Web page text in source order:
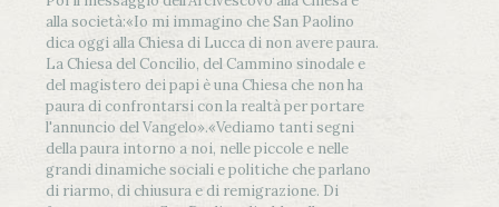
alla società:«Io mi immagino che San Paolino
dica oggi alla Chiesa di Lucca di non avere paura.
La Chiesa del Concilio, del Cammino sinodale e
del magistero dei papi è una Chiesa che non ha
paura di confrontarsi con la realtà per portare
l'annuncio del Vangelo».«Vediamo tanti segni
della paura intorno a noi, nelle piccole e nelle
grandi dinamiche sociali e politiche che parlano
di riarmo, di chiusura e di remigrazione. Di